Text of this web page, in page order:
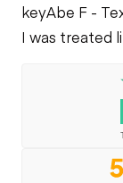
keyAbe F -
I was treated